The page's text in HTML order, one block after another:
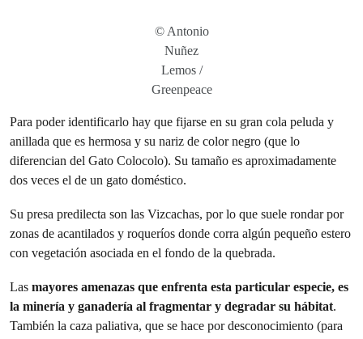
© Antonio
Nuñez
Lemos /
Greenpeace
Para poder identificarlo hay que fijarse en su gran cola peluda y
anillada que es hermosa y su nariz de color negro (que lo
diferencian del Gato Colocolo). Su tamaño es aproximadamente
dos veces el de un gato doméstico.
Su presa predilecta son las Vizcachas, por lo que suele rondar por
zonas de acantilados y roqueríos donde corra algún pequeño estero
con vegetación asociada en el fondo de la quebrada.
Las mayores amenazas que enfrenta esta particular especie, es
la minería y ganadería al fragmentar y degradar su hábitat.
También la caza paliativa, que se hace por desconocimiento (para